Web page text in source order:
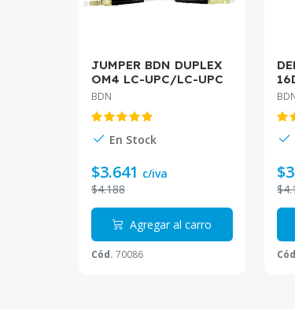
JUMPER BDN DUPLEX
OM4 LC-UPC/LC-UPC
1MT LSZH BDN-
BDN
En Stock
$3.641 c/iva
$4.188
Agregar al carro
Cód. 70086